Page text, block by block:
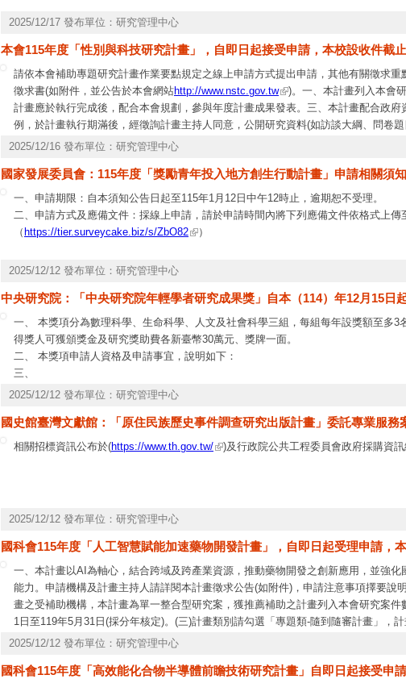
2025/12/17 發布單位：研究管理中心
本會115年度「性別與科技研究計畫」，自即日起接受申請，本校設收件截止
請依本會補助專題研究計畫作業要點規定之線上申請方式提出申請，其他有關徵求
徵求書(如附件，並公告於本會網站http://www.nstc.gov.tw
)。一、本計畫列入本會
計畫應於執行完成後，配合本會規劃，參與年度計畫成果發表。三、本計畫配合政
例，於計畫執行期滿後，經徵詢計畫主持人同意，公開研究資料(如訪談大綱、問卷
或不符合規定者，不予受理；審查未獲通過者，恕不受理申覆。五、本案相關聯絡資
hhlo@nstc.gov.tw
。
2025/12/16 發布單位：研究管理中心
國家發展委員會：115年度「獎勵青年投入地方創生行動計畫」申請相關須知
一、申請期限：自本須知公告日起至115年1月12日中午12時止，逾期恕不受理。
二、申請方式及應備文件：採線上申請，請於申請時間內將下列應備文件依格式上傳
（ https://tier.surveycake.biz/s/ZbO82 ）
2025/12/12 發布單位：研究管理中心
中央研究院：「中央研究院年輕學者研究成果獎」自本（114）年12月15日
一、 本獎項分為數理科學、生命科學、人文及社會科學三組，每組每年設獎額至多3
得獎人可獲頒獎金及研究獎助費各新臺幣30萬元、獎牌一面。
二、 本獎項申請人資格及申請事宜，說明如下：
三、
1.申請人資格：須於國內公立大學或教育部立案之私立大學或獨立學院、或本院認可
2.
(1) 自擔任專任助研究員、助理教授、或相當職級未滿8年（即於106年8月1日後首次
(1) 採線上申請方式辦理。
(2) 申請需檢附文件：
為學位論文擴充或修改後發表之著作，申請人須提供說明其擴充或修改內容及創新
著作。
 5年內（109年8月2日至114年8月1日）研究出版品目錄。
 推薦函2封。
2025/12/12 發布單位：研究管理中心
國史館臺灣文獻館：「原住民族歷史事件調查研究出版計畫」委託專業服務
相關招標資訊公布於(https://www.th.gov.tw/ )及行政院公共工程委員會政府採購資
2025/12/12 發布單位：研究管理中心
國科會115年度「人工智慧賦能加速藥物開發計畫」，自即日起受理申請，
一、本計畫以AI為軸心，結合跨域及跨產業資源，推動藥物開發之創新應用，並強
能力。申請機構及計畫主持人請詳閱本計畫徵求公告(如附件)，申請注意事項擇要說
畫之受補助機構，本計畫為單一整合型研究案，獲推薦補助之計畫列入本會研究案件
1日至119年5月31日(採分年核定)。(三)計畫類別請勾選「專題類-隨到隨審計畫」，
請勾選「整合型」，計畫歸屬請勾選「生科處」、學門代碼請勾選「B90-專案」和子
體」。(四)計畫內容格式請依徵求公告網頁下方「附加檔案」之表CM03及表CM04格
2025/12/12 發布單位：研究管理中心
國科會115年度「高效能化合物半導體前瞻技術研究計畫」自即日起接受申